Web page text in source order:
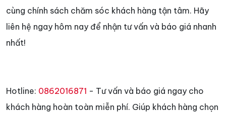
cùng chính sách chăm sóc khách hàng tận tâm. Hãy
liên hệ ngay hôm nay để nhận tư vấn và báo giá nhanh
nhất!
Hotline: 0862016871 - Tư vấn và báo giá ngay cho
khách hàng hoàn toàn miễn phí. Giúp khách hàng chọn